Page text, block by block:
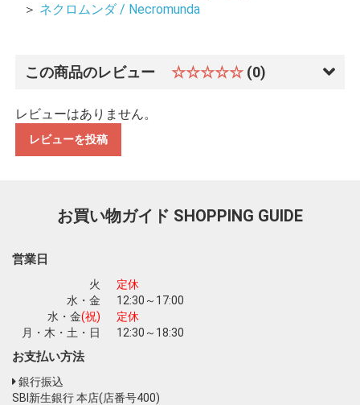
＞ ネクロムンダ / Necromunda
この商品のレビュー ☆☆☆☆☆ (0)
レビューはありません。
レビューを投稿
お買い物ガイド SHOPPING GUIDE
営業日
火
定休
水・金
12:30～17:00
水・金(祝)
定休
月・木・土・日
12:30～18:30
お支払い方法
銀行振込
SBI新生銀行 本店(店番号400)